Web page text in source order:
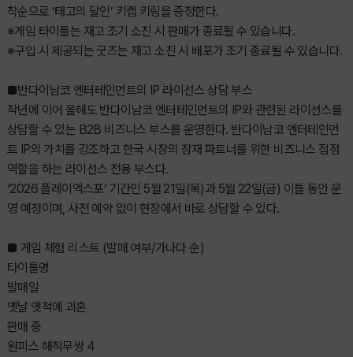
착순으로 ‘태고의 달인’ 키캡 키링을 증정한다.
※게임 타이틀는 재고 조기 소진 시 판매가 종료될 수 있습니다.
※구입 시 제공되는 굿즈는 재고 소진 시 배포가 조기 종료될 수 있습니다.
■반다이남코 엔터테인먼트의 IP 라이선스 상담 부스
작년에 이어 올해도 반다이남코 엔터테인먼트의 IP와 관련된 라이선스를
상담할 수 있는 B2B 비즈니스 부스를 운영한다. 반다이남코 엔터테인먼
트 IP의 가치를 강조하고 한국 시장의 잠재 파트너를 위한 비즈니스 접점
역할을 하는 라이선스 전용 부스다.
‘2026 플레이엑스포’ 기간인 5월 21일(목)과 5월 22일(금) 이틀 동안 운
영 예정이며, 사전 예약 없이 현장에서 바로 상담할 수 있다.
■ 게임 체험 리스트 (발매 여부/가나다 순)
타이틀명
발매일
옛날 옛적에 괴혼
판매 중
원피스 해적무쌍 4